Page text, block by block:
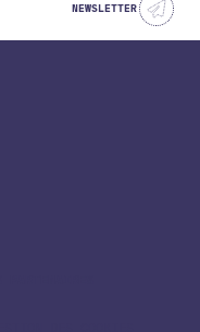
NEWSLETTER